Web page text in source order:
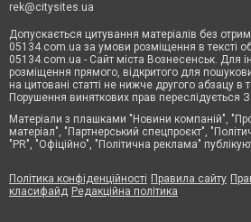
rek@citysites.ua
Допускається цитування матеріалів без
05134.com.ua за умови розміщення в тексті
05134.com.ua - Сайт міста Вознесенськ. Для
розміщення прямого, відкритого для
на цитовані статті не нижче другого абзацу в
Порушення виняткових прав переслідується
Матеріали з плашками "Новини компаній",
матеріал", "Партнерський спецпроєкт",
"PR", "Офіційно", "Політична реклама"
Політика конфіденційності Правила сайту
класифайд Редакційна політика